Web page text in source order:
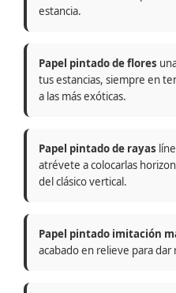
estancia.
Papel pintado de flores
tus estancias, siempre en
a las más exóticas.
Papel pintado de rayas
atrévete a colocarlas
del clásico vertical.
Papel pintado imitación
acabado en relieve para dar